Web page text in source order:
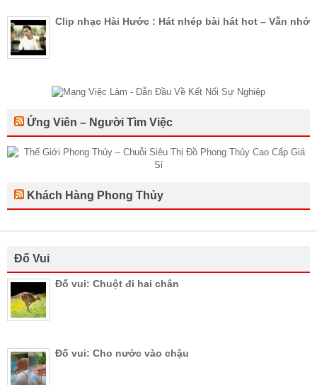
Clip nhạc Hài Hước : Hát nhép bài hát hot – Vẫn nhớ
Ứng Viên – Người Tìm Việc
Khách Hàng Phong Thủy
Đố Vui
Đố vui: Chuột đi hai chân
Đố vui: Cho nước vào chậu